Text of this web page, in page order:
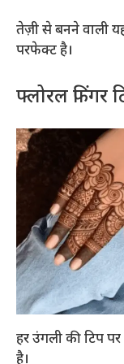
तेज़ी से बनने वाली
परफेक्ट है।
फ्लोरल फिंगर
हर उंगली की टिप पर
है।